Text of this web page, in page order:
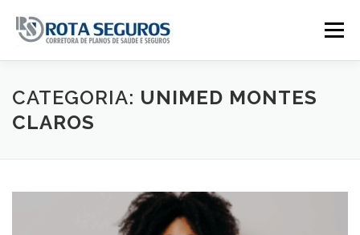
Menu
Página Principal Planos
CATEGORIA: UNIMED MONTES
CLAROS